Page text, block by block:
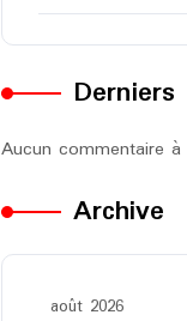
Aucun commentaire à
Archive
août 2026